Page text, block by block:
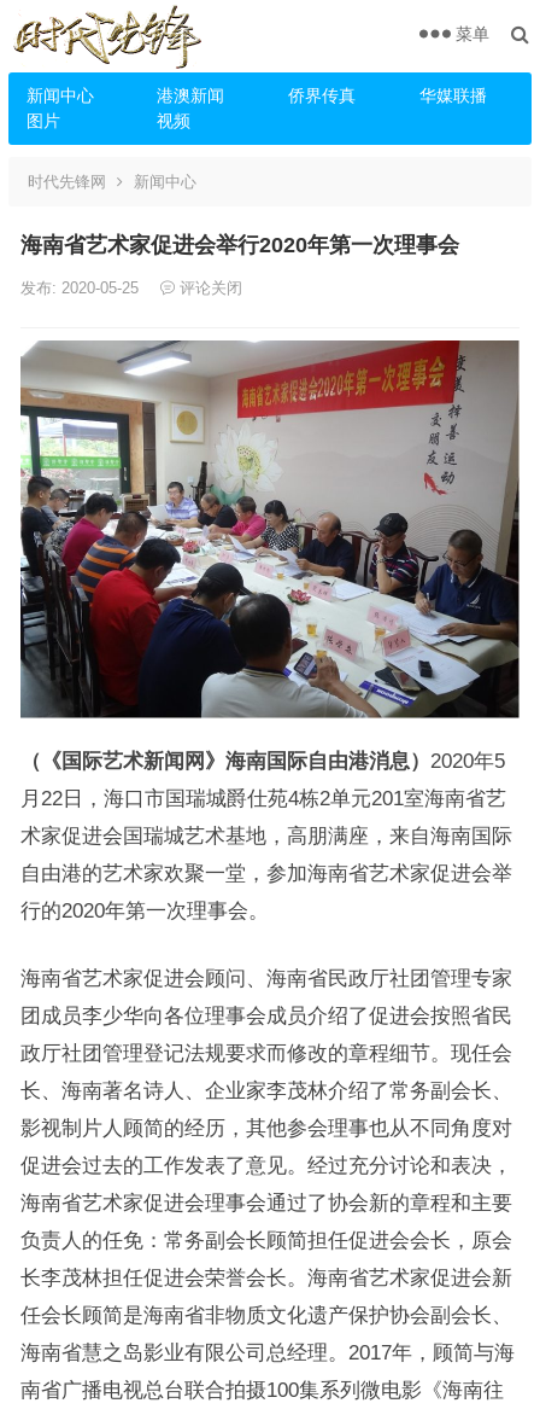
新闻中心 港澳新闻 侨界传真
华媒联播
图片
视频
菜单
时代先锋网 新闻中心
海南省艺术家促进会举行2020年第一次理事会
发布: 2020-05-25 评论关闭
（《国际艺术新闻网》海南国际自由港消息） 2020年5
月22日，海口市国瑞城爵仕苑4栋2单元201室海南省艺
术家促进会国瑞城艺术基地，高朋满座，来自海南国际
自由港的艺术家欢聚一堂，参加海南省艺术家促进会举
行的2020年第一次理事会。
海南省艺术家促进会顾问、海南省民政厅社团管理专家
团成员李少华向各位理事会成员介绍了促进会按照省民
政厅社团管理登记法规要求而修改的章程细节。现任会
长、海南著名诗人、企业家李茂林介绍了常务副会长、
影视制片人顾简的经历，其他参会理事也从不同角度对
促进会过去的工作发表了意见。经过充分讨论和表决，
海南省艺术家促进会理事会通过了协会新的章程和主要
负责人的任免：常务副会长顾简担任促进会会长，原会
长李茂林担任促进会荣誉会长。海南省艺术家促进会新
任会长顾简是海南省非物质文化遗产保护协会副会长、
海南省慧之岛影业有限公司总经理。2017年，顾简与海
南省广播电视总台联合拍摄100集系列微电影《海南往